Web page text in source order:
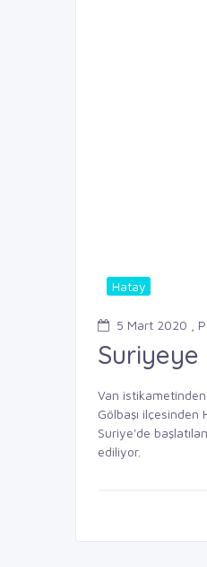
Hatay
5 Mart 2020 ,
Suriyeye
Van istikametinden
Gölbaşı
Suriye'de
ediliyor.